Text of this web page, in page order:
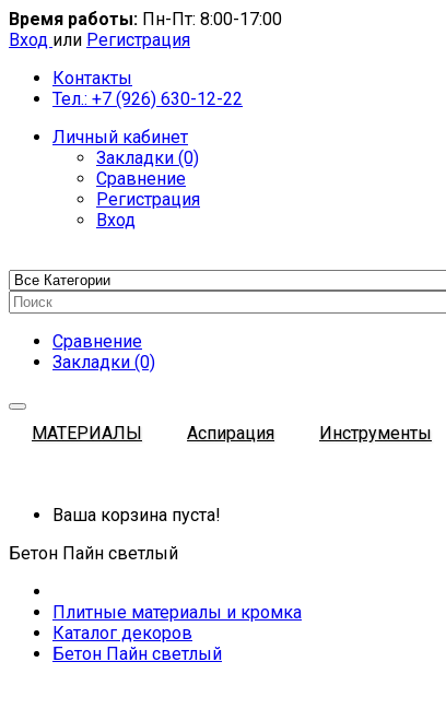
Время работы: Пн-Пт: 8:00-17:00
Вход или Регистрация
Контакты
Тел.: +7 (926) 630-12-22
Личный кабинет
Закладки (0)
Сравнение
Регистрация
Вход
Сравнение
Закладки (0)
МАТЕРИАЛЫ Аспирация Инструменты
Ваша корзина пуста!
Бетон Пайн светлый
Плитные материалы и кромка
Каталог декоров
Бетон Пайн светлый